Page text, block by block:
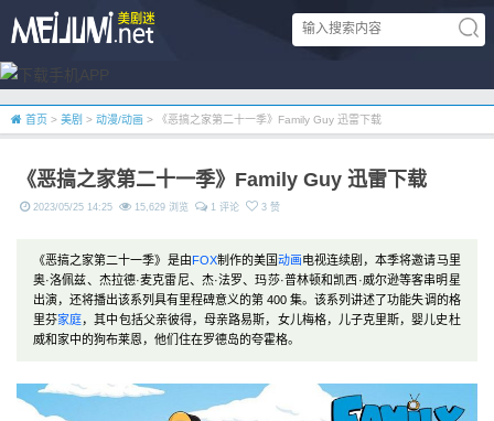
首页 > 美剧 > 动漫/动画 > 《恶搞之家第二十一季》Family Guy 迅雷下载
《恶搞之家第二十一季》Family Guy 迅雷下载
2023/05/25 14:25 15,629 浏览 1 评论 3 赞
《恶搞之家第二十一季》是由FOX制作的美国动画电视连续剧，本季将邀请马里
奥·洛佩兹、杰拉德·麦克雷尼、杰·法罗、玛莎·普林顿和凯西·威尔逊等客串明星
出演，还将播出该系列具有里程碑意义的第 400 集。该系列讲述了功能失调的格
里芬家庭，其中包括父亲彼得，母亲路易斯，女儿梅格，儿子克里斯，婴儿史杜
威和家中的狗布莱恩，他们住在罗德岛的夸霍格。